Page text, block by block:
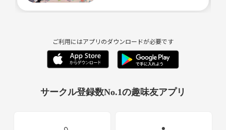
ご利用にはアプリのダウンロードが必要です
サークル登録数No.1の趣味友アプリ